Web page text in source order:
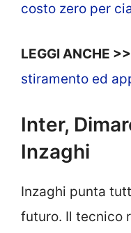
costo zero per
LEGGI ANCHE
stiramento ed
Inter,
Inzaghi
Inzaghi punta
futuro. Il tecnico